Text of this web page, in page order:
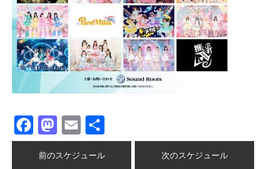
Facebook
Mastodon
Email
有
前のスケジュール 次のスケジュール